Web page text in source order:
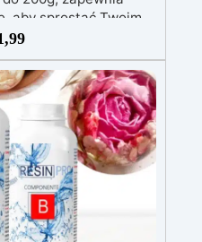
aby sprostać Twoim
wymaganiom.
LED zapewnia
słabego
rozmiary sprawiają,
wszędzie. Główne
od 0,01g do 200g.
LED dla łatwej
rozmiar, idealny do
do precyzyjnego
żywicy epoksydowej i
warto wybrać